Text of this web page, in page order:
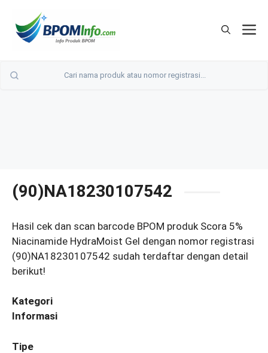
(90)NA18230107542
Hasil cek dan scan barcode BPOM produk Scora 5%
Niacinamide HydraMoist Gel dengan nomor registrasi
(90)NA18230107542 sudah terdaftar dengan detail
berikut!
Kategori
Informasi
Tipe